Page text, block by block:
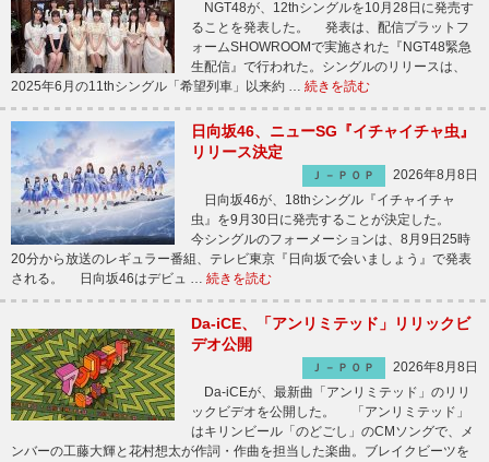
NGT48が、12thシングルを10月28日に発売す
ることを発表した。 発表は、配信プラットフ
ォームSHOWROOMで実施された『NGT48緊急
生配信』で行われた。シングルのリリースは、
2025年6月の11thシングル「希望列車」以来約 … 続きを読む
日向坂46、ニューSG『イチャイチャ虫』
リリース決定
Ｊ－ＰＯＰ
2026年8月8日
日向坂46が、18thシングル『イチャイチャ
虫』を9月30日に発売することが決定した。
今シングルのフォーメーションは、8月9日25時
20分から放送のレギュラー番組、テレビ東京『日向坂で会いましょう』で発表
される。 日向坂46はデビュ … 続きを読む
Da-iCE、「アンリミテッド」リリックビ
デオ公開
Ｊ－ＰＯＰ
2026年8月8日
Da-iCEが、最新曲「アンリミテッド」のリリ
ックビデオを公開した。 「アンリミテッド」
はキリンビール「のどごし」のCMソングで、メ
ンバーの工藤大輝と花村想太が作詞・作曲を担当した楽曲。ブレイクビーツを